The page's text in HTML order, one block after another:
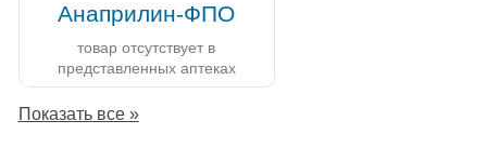
Анаприлин-ФПО
товар отсутствует в
представленных аптеках
Показать все »